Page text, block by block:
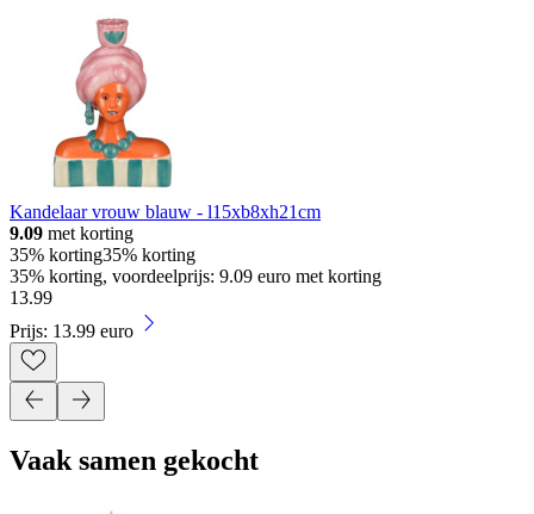
Kandelaar vrouw blauw - l15xb8xh21cm
9.09 met korting
35% korting35% korting
35% korting, voordeelprijs: 9.09 euro met korting
13.99
Prijs: 13.99 euro
Vaak samen gekocht